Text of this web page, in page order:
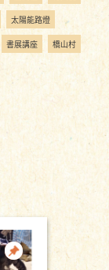
太陽能路燈
書展講座 橋山村